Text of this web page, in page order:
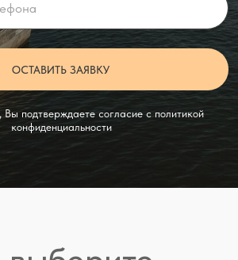
согласие с политикой
дело